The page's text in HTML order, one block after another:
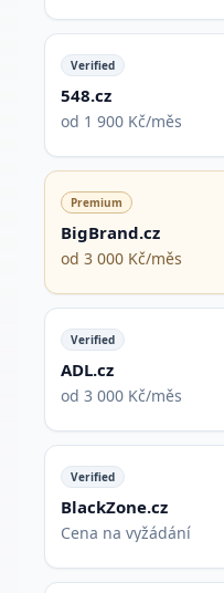
Verified
548.cz
od 1 900 Kč/měs
Premium
BigBrand.cz
od 3 000 Kč/měs
Verified
ADL.cz
od 3 000 Kč/měs
Verified
BlackZone.cz
Cena na vyžádání